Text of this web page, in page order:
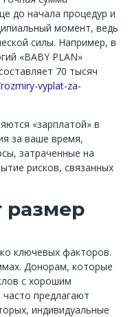
до начала процедур и
момент, ведь
силы. Например, в
«BABY PLAN»
70 тысяч
vyplat-za-
«зарплатой» в
за ваше время,
затраченные на
рисков, связанных
размер
ключевых факторов.
Донорам, которые
с хорошим
предлагают
индивидуальные